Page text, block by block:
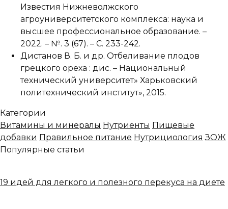
Известия Нижневолжского
агроуниверситетского комплекса: наука и
высшее профессиональное образование. –
2022. – №. 3 (67). – С. 233-242.
Дистанов В. Б. и др. Отбеливание плодов
грецкого ореха : дис. – Национальный
технический университет» Харьковский
политехнический институт», 2015.
Категории
Витамины и минералы Нутриенты Пищевые
добавки Правильное питание Нутрициология ЗОЖ
Популярные статьи
19 идей для легкого и полезного перекуса на диете